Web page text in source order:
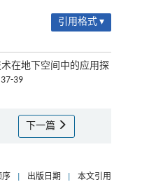
引用格式 ▾
在地下空间中的应用探
39
下一篇
序 出版日期 本文引用